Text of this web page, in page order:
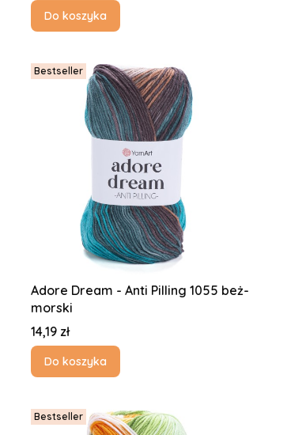
Do koszyka
Bestseller
Adore Dream - Anti Pilling 1055 beż-
morski
Cena
14,19 zł
Do koszyka
Bestseller